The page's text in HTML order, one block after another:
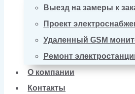
Выезд на замеры к
Проект
Удаленный GSM
Ремонт
О компании
Контакты